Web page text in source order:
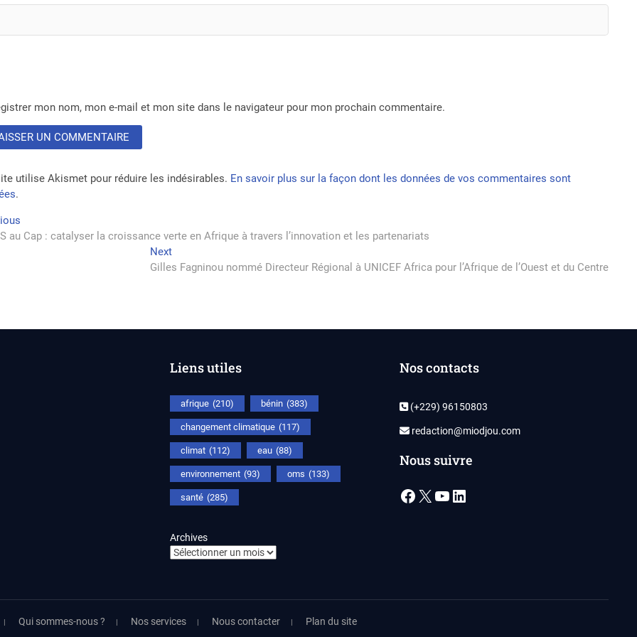
mon nom, mon e-mail et mon site dans le navigateur pour mon prochain commentaire.
utilise Akismet pour réduire les indésirables. En savoir plus sur la façon dont les données de vos commentaires sont
.
post:
au Cap : catalyser la croissance verte en Afrique à travers l’innovation et les partenariats
NextNext
post:
Gilles Fagninou nommé Directeur Régional à UNICEF Africa pour l’Afrique de l’Ouest et du Centre
Liens utiles
afrique (210) bénin (383)
changement climatique (117)
climat (112) eau (88)
environnement (93) oms (133)
santé (285)
Archives
Nos contacts
(+229) 96150803
redaction@miodjou.com
Nous suivre
Facebook
X YouTube
LinkedIn
Qui sommes-nous ? Nos services Nous contacter Plan du site